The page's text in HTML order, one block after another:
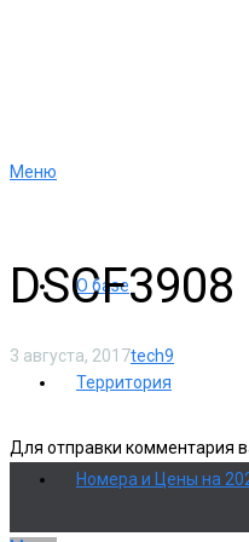
Меню
О базе
Территория
Номера и Цены на
DSCF3908
3 августа, 2017tech9
Для отправки комментария